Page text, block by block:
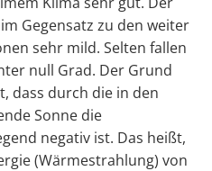
Gegensatz zu den weiter
sehr mild. Selten fallen
null Grad. Der Grund
dass durch die in den
Sonne die
negativ ist. Das heißt,
(Wärmestrahlung) von